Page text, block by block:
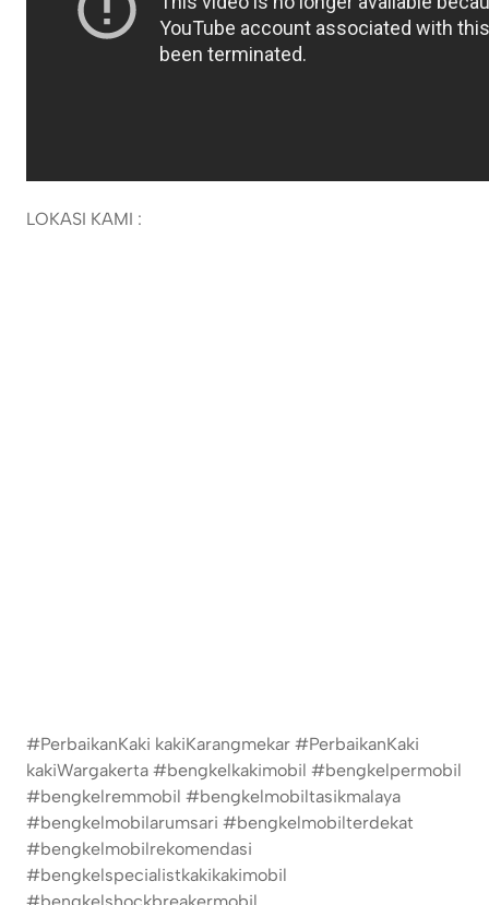
LOKASI KAMI :
#PerbaikanKaki kakiKarangmekar #PerbaikanKaki
kakiWargakerta #bengkelkakimobil #bengkelpermobil
#bengkelremmobil #bengkelmobiltasikmalaya
#bengkelmobilarumsari #bengkelmobilterdekat
#bengkelmobilrekomendasi
#bengkelspecialistkakikakimobil